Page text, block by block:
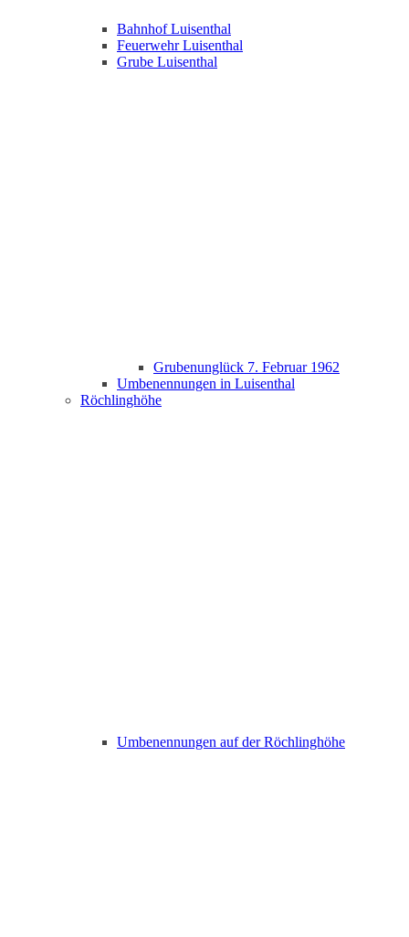
Bahnhof Luisenthal
Feuerwehr Luisenthal
Grube Luisenthal
Grubenunglück 7. Februar 1962
Umbenennungen in Luisenthal
Röchlinghöhe
Umbenennungen auf der Röchlinghöhe